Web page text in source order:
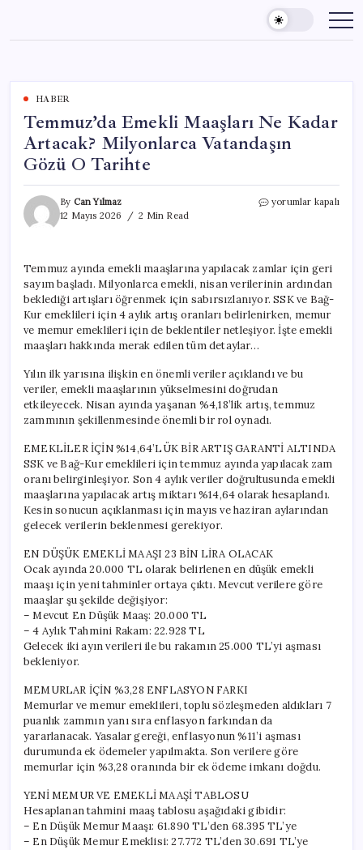
content
HABER
Temmuz’da Emekli Maaşları Ne Kadar
Artacak? Milyonlarca Vatandaşın
Gözü O Tarihte
By Can Yılmaz
12 Mayıs 2026
2 Min Read
Temmuz’da
Artacak?
Milyonlarca
Vatandaşın
Gözü
O
Tarihte
yorumlar kapalı
Temmuz ayında emekli maaşlarına yapılacak zamlar için geri
sayım başladı. Milyonlarca emekli, nisan verilerinin ardından
beklediği artışları öğrenmek için sabırsızlanıyor. SSK ve Bağ-
Kur emeklileri için 4 aylık artış oranları belirlenirken, memur
ve memur emeklileri için de beklentiler netleşiyor. İşte emekli
maaşları hakkında merak edilen tüm detaylar…
Yılın ilk yarısına ilişkin en önemli veriler açıklandı ve bu
veriler, emekli maaşlarının yükselmesini doğrudan
etkileyecek. Nisan ayında yaşanan %4,18’lik artış, temmuz
zammının şekillenmesinde önemli bir rol oynadı.
EMEKLİLER İÇİN %14,64’LÜK BİR ARTIŞ GARANTİ ALTINDA
SSK ve Bağ-Kur emeklileri için temmuz ayında yapılacak zam
oranı belirginleşiyor. Son 4 aylık veriler doğrultusunda emekli
maaşlarına yapılacak artış miktarı %14,64 olarak hesaplandı.
Kesin sonucun açıklanması için mayıs ve haziran aylarından
gelecek verilerin beklenmesi gerekiyor.
EN DÜŞÜK EMEKLİ MAAŞI 23 BİN LİRA OLACAK
Ocak ayında 20.000 TL olarak belirlenen en düşük emekli
maaşı için yeni tahminler ortaya çıktı. Mevcut verilere göre
maaşlar şu şekilde değişiyor:
– Mevcut En Düşük Maaş: 20.000 TL
– 4 Aylık Tahmini Rakam: 22.928 TL
Gelecek iki ayın verileri ile bu rakamın 25.000 TL’yi aşması
bekleniyor.
MEMURLAR İÇİN %3,28 ENFLASYON FARKI
Memurlar ve memur emeklileri, toplu sözleşmeden aldıkları 7
puanlık zammın yanı sıra enflasyon farkından da
yararlanacak. Yasalar gereği, enflasyonun %11’i aşması
durumunda ek ödemeler yapılmakta. Son verilere göre
memurlar için %3,28 oranında bir ek ödeme imkanı doğdu.
YENİ MEMUR VE EMEKLİ MAAŞİ TABLOSU
Hesaplanan tahmini maaş tablosu aşağıdaki gibidir:
– En Düşük Memur Maaşı: 61.890 TL’den 68.395 TL’ye
– En Düşük Memur Emeklisi: 27.772 TL’den 30.691 TL’ye